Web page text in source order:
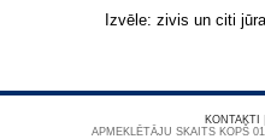
Izvēle: zivis un citi
KONTAKTI
APMEKLĒTĀJU SKAITS KOPŠ